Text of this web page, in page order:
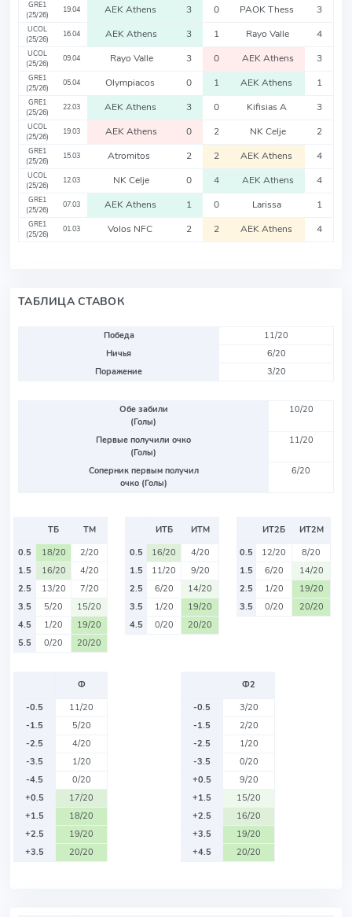
GRE1
(25/26)
19.04 AEK Athens 3 0 PAOK Thess 3
UCOL
(25/26)
16.04 AEK Athens 3 1 Rayo Valle 4
UCOL
(25/26)
09.04 Rayo Valle 3 0 AEK Athens 3
GRE1
(25/26)
05.04 Olympiacos 0 1 AEK Athens 1
GRE1
(25/26)
22.03 AEK Athens 3 0 Kifisias A 3
UCOL
(25/26)
19.03 AEK Athens 0 2 NK Celje 2
GRE1
(25/26)
15.03 Atromitos 2 2 AEK Athens 4
UCOL
(25/26)
12.03 NK Celje 0 4 AEK Athens 4
GRE1
(25/26)
07.03 AEK Athens 1 0 Larissa 1
GRE1
(25/26)
01.03 Volos NFC 2 2 AEK Athens 4
ТАБЛИЦА СТАВОК
Победа
11/20
Ничья
6/20
Поражение
3/20
Обе забили
(Голы)
10/20
Первые получили очко
(Голы)
11/20
Соперник первым получил
очко (Голы)
6/20
ТБ
ТМ
0.5
18/20
2/20
1.5
16/20
4/20
2.5
13/20
7/20
3.5
5/20
15/20
4.5
1/20
19/20
5.5
0/20 20/20
ИТБ
ИТМ
0.5
16/20
4/20
1.5
11/20
9/20
2.5
6/20
14/20
3.5
1/20
19/20
4.5
0/20 20/20
ИТ2Б
ИТ2М
0.5
12/20
8/20
1.5
6/20
14/20
2.5
1/20
19/20
3.5
0/20 20/20
Ф
-0.5
11/20
-1.5
5/20
-2.5
4/20
-3.5
1/20
-4.5
0/20
+0.5
17/20
+1.5
18/20
+2.5
19/20
+3.5
20/20
Ф2
-0.5
3/20
-1.5
2/20
-2.5
1/20
-3.5
0/20
+0.5
9/20
+1.5
15/20
+2.5
16/20
+3.5
19/20
+4.5
20/20